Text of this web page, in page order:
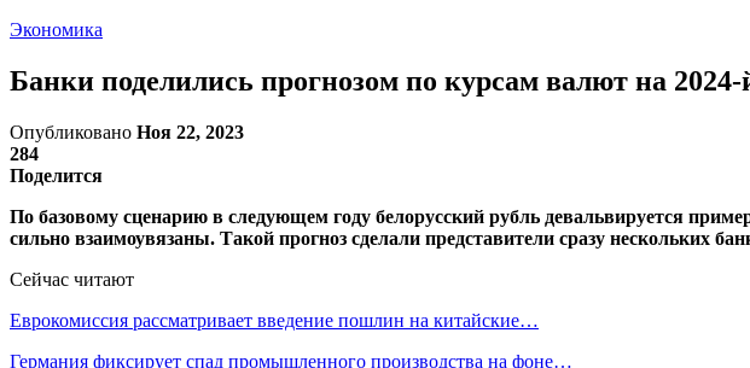
Экономика
Банки поделились прогнозом по курсам валют на
Опубликовано Ноя 22, 2023
284
Поделится
По базовому сценарию в следующем году белорусский рубль девальвируется
сильно взаимоувязаны. Такой прогноз сделали представители сразу
Сейчас читают
Еврокомиссия рассматривает введение пошлин на китайские…
Германия фиксирует спад промышленного производства на фоне…